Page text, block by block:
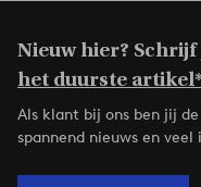
Nieuw hier?
het duurste artikel*
Als klant bij ons ben jij
spannend nieuws en veel